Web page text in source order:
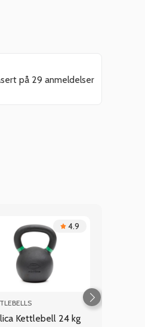
på 29 anmeldelser
4.9
Kettlebell 24 kg